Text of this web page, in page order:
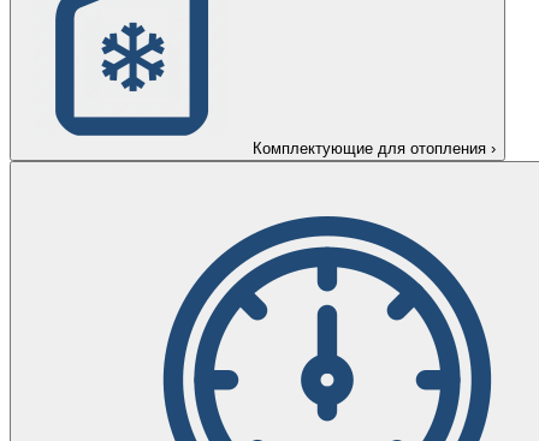
Комплектующие для отопления ›